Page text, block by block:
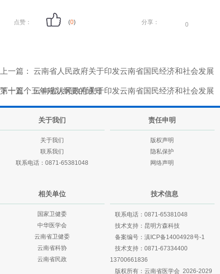
点赞： (0) 分享： 0
上一篇： 云南省人民政府关于印发云南省国民经济和社会发展
第十五个五年规划纲要的通知
下一篇：云南省人民政府关于印发云南省国民经济和社会发展
第十五个五年规划纲要的通知
关于我们
关于我们
联系我们
联系电话：0871-65381048
责任申明
版权声明
隐私保护
网络声明
相关单位
国家卫健委
中华医学会
云南省卫健委
云南省科协
云南省民政
技术信息
联系电话：0871-65381048
技术支持： 昆明方森科技
备案编号： 滇ICP备14004928号-1
技术支持： 0871-67334400
13700661836
版权所有：云南省医学会 2026-2029